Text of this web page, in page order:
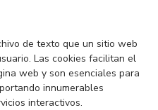
de texto que un sitio web
Las cookies facilitan el
web y son esenciales para
innumerables
interactivos.